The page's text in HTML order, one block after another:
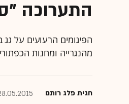
התערוכה
הפיגומים הרעועים על
מהנגרייה ומחנות
חגית פלג רותם